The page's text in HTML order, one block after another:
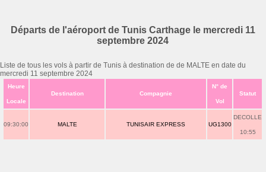
Départs de l'aéroport de Tunis Carthage le mercredi 11
septembre 2024
Liste de tous les vols à partir de Tunis à destination de de MALTE en date du
mercredi 11 septembre 2024
Heure
Locale
Destination Compagnie
N° de
Vol
Statut
09:30:00 MALTE TUNISAIR EXPRESS UG1300
DECOLLE
10:55